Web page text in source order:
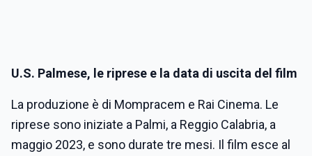
U.S. Palmese, le riprese e la data di uscita del film
La produzione è di Mompracem e Rai Cinema. Le
riprese sono iniziate a Palmi, a Reggio Calabria, a
maggio 2023, e sono durate tre mesi. Il film esce al